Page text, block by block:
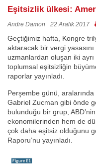
Eşitsizlik ülkesi:
Andre Damon 22 Aralık 2017
Geçtiğimiz hafta, Kongre
aktaracak bir vergi
uzmanlardan oluşan iki
toplumsal eşitsizliğin
raporlar yayınladı.
Perşembe günü,
Gabriel Zucman gibi önde
bulunduğu bir grup,
ekonomilerinden hem de
çok daha eşitsiz olduğunu
Raporu’nu yayınladı.